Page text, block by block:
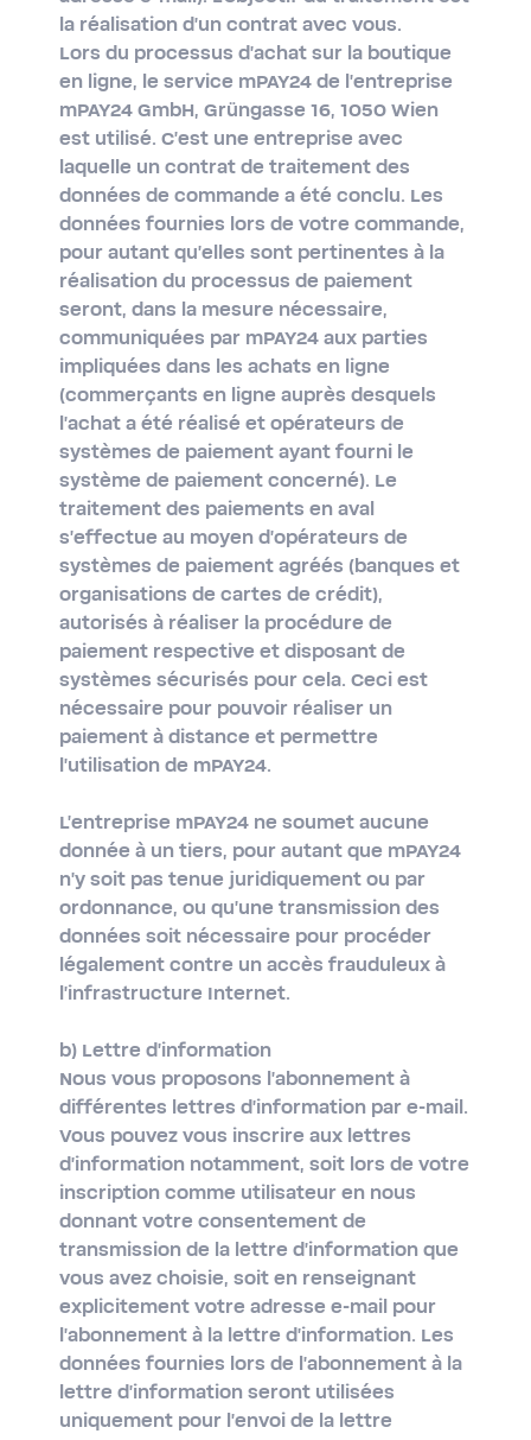
la réalisation d'un contrat avec vous.
Lors du processus d'achat sur la boutique
en ligne, le service mPAY24 de l'entreprise
mPAY24 GmbH, Grüngasse 16, 1050 Wien
est utilisé. C'est une entreprise avec
laquelle un contrat de traitement des
données de commande a été conclu. Les
données fournies lors de votre commande,
pour autant qu'elles sont pertinentes à la
réalisation du processus de paiement
seront, dans la mesure nécessaire,
communiquées par mPAY24 aux parties
impliquées dans les achats en ligne
(commerçants en ligne auprès desquels
l'achat a été réalisé et opérateurs de
systèmes de paiement ayant fourni le
système de paiement concerné). Le
traitement des paiements en aval
s'effectue au moyen d'opérateurs de
systèmes de paiement agréés (banques et
organisations de cartes de crédit),
autorisés à réaliser la procédure de
paiement respective et disposant de
systèmes sécurisés pour cela. Ceci est
nécessaire pour pouvoir réaliser un
paiement à distance et permettre
l'utilisation de mPAY24.
L'entreprise mPAY24 ne soumet aucune
donnée à un tiers, pour autant que mPAY24
n'y soit pas tenue juridiquement ou par
ordonnance, ou qu'une transmission des
données soit nécessaire pour procéder
légalement contre un accès frauduleux à
l'infrastructure Internet.
b) Lettre d'information
Nous vous proposons l'abonnement à
différentes lettres d'information par e-mail.
Vous pouvez vous inscrire aux lettres
d'information notamment, soit lors de votre
inscription comme utilisateur en nous
donnant votre consentement de
transmission de la lettre d'information que
vous avez choisie, soit en renseignant
explicitement votre adresse e-mail pour
l'abonnement à la lettre d'information. Les
données fournies lors de l'abonnement à la
lettre d'information seront utilisées
uniquement pour l'envoi de la lettre